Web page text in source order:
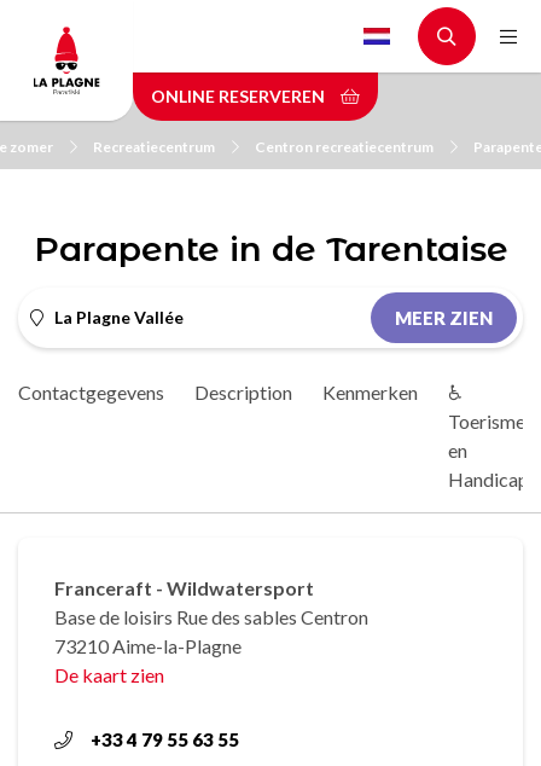
main
content
ONLINE RESERVEREN
zomer Recreatiecentrum Centron recreatiecentrum
Parapente in de Tarentaise
La Plagne Vallée MEER ZIEN
Contactgegevens Description Kenmerken
♿
Toerisme
en
Handicap
Franceraft - Wildwatersport
Base de loisirs Rue des sables Centron
73210 Aime-la-Plagne
De kaart zien
+33 4 79 55 63 55